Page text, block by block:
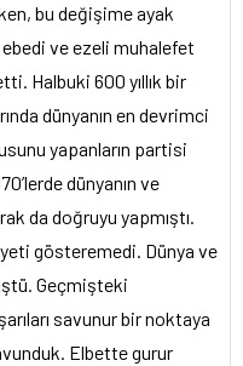
bu değişime ayak
ve ezeli muhalefet
Halbuki 600 yıllık bir
dünyanın en devrimci
yapanların partisi
dünyanın ve
da doğruyu yapmıştı.
gösteremedi. Dünya ve
Geçmişteki
savunur bir noktaya
Elbette gurur